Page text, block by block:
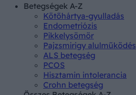
Betegségek A-Z
Kötőhártya-gyulladás
Endometriózis
Pikkelysömör
Pajzsmirigy alulműködés
ALS betegség
PCOS
Hisztamin intolerancia
Crohn betegség